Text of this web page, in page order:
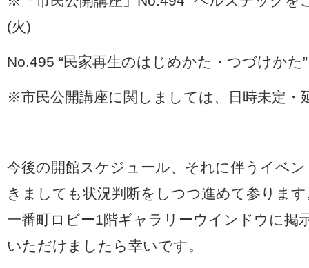
(火)
No.495 “民家再生のはじめかた・つづけかた
※市民公開講座に関しましては、日時未定
今後の開館スケジュール、それに伴うイベ
きましても状況判断をしつつ進めて参りま
一番町ロビー1階ギャラリーウインドウに掲
いただけましたら幸いです。